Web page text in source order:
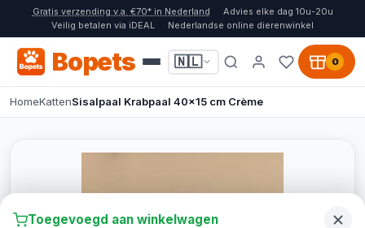
Gratis verzending v.a. €70* in Nederland
Advies elke dag 10u-20u
Veilig betalen via iDEAL
Nederlandse online dierenwinkel
Bopets 🇳🇱 0
HomeKattenSisalpaal Krabpaal 40x15 cm Crème
Toegevoegd aan winkelwagen